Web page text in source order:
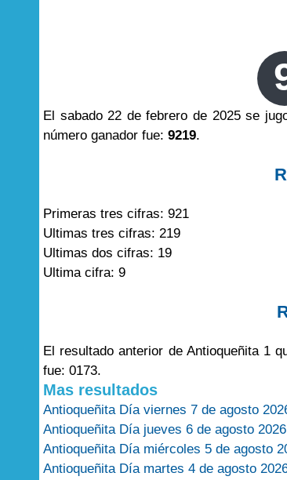
El sabado 22 de febrero de 2025 se
número ganador fue: 9219.
Primeras tres cifras: 921
Ultimas tres cifras: 219
Ultimas dos cifras: 19
Ultima cifra: 9
El resultado anterior de Antioqueñita 1
fue: 0173.
Mas resultados
Antioqueñita Día viernes 7 de agosto
Antioqueñita Día jueves 6 de agosto 2026
Antioqueñita Día miércoles 5 de agosto
Antioqueñita Día martes 4 de agosto